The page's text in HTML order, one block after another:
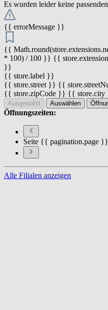
Es wurden leider keine
{{ errorMessage }}
{{
* 100) / 100 }} {{
}}
{{ store.label }}
{{ store.street }} {{
{{ store.zipCode }} {{
Ausgewählt Auswählen
Öffnungszeiten:
Seite {{ pagination.page
Alle Filialen anzeigen